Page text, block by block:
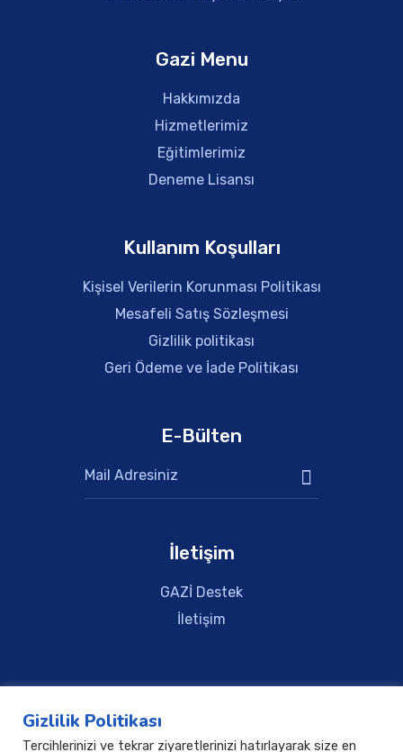
Gazi Menu
Hakkımızda
Hizmetlerimiz
Eğitimlerimiz
Deneme Lisansı
Kullanım Koşulları
Kişisel Verilerin Korunması Politikası
Mesafeli Satış Sözleşmesi
Gizlilik politikası
Geri Ödeme ve İade Politikası
E-Bülten
İletişim
GAZİ Destek
İletişim
Gizlilik Politikası
Tercihlerinizi ve tekrar ziyaretlerinizi hatırlayarak size en